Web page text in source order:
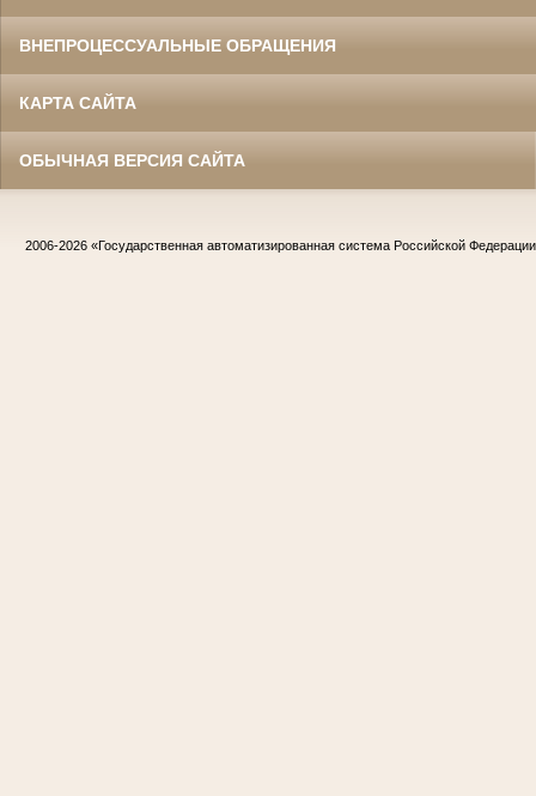
ВНЕПРОЦЕССУАЛЬНЫЕ ОБРАЩЕНИЯ
КАРТА САЙТА
ОБЫЧНАЯ ВЕРСИЯ САЙТА
2006-2026 «Государственная автоматизированная система Российской